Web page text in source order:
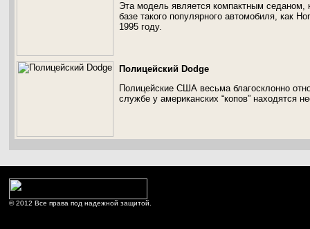
Эта модель является компактным седаном,
базе такого популярного автомобиля, как
1995 году.
Полицейский Dodge
Полицейские США весьма благосклонно
службе у американских “копов” находятся
© 2012 Все права под надежной защитой.